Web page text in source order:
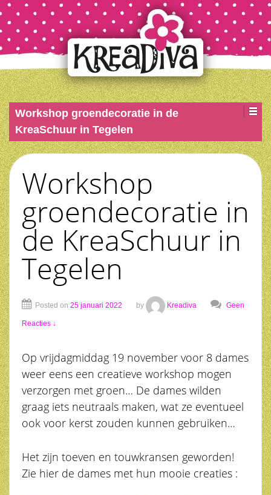
Workshop groendecoratie in de
KreaSchuur in Tegelen
Workshop
groendecoratie in
de KreaSchuur in
Tegelen
Posted on 25 januari 2022 by Kreadiva Geen
Reacties ↓
Op vrijdagmiddag 19 november voor 8 dames
weer eens een creatieve workshop mogen
verzorgen met groen… De dames wilden
graag iets neutraals maken, wat ze eventueel
ook voor kerst zouden kunnen gebruiken…
Het zijn toeven en touwkransen geworden!
Zie hier de dames met hun mooie creaties :